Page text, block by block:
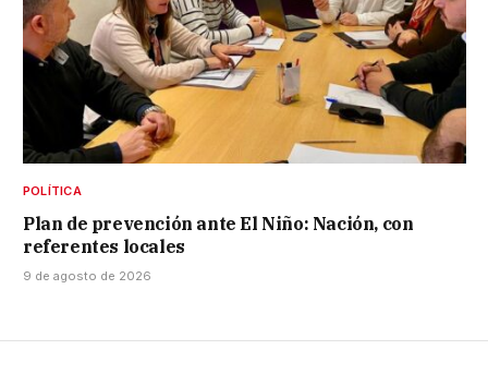
POLÍTICA
Plan de prevención ante El Niño: Nación, con
referentes locales
9 de agosto de 2026